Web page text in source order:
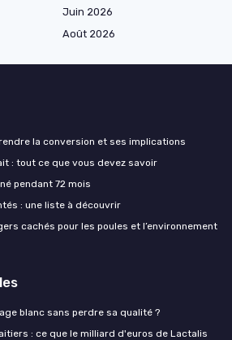
Juin 2026
Août 2026
la conversion et ses implications
: tout ce que vous devez savoir
pendant 72 mois
: une liste à découvrir
cachés pour les poules et l’environnement
blanc sans perdre sa qualité ?
: ce que le milliard d'euros de Lactalis